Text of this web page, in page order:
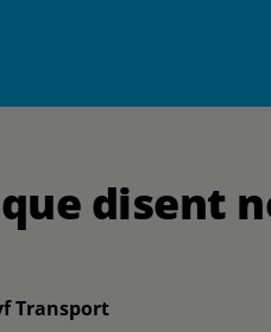
que disent
Transport